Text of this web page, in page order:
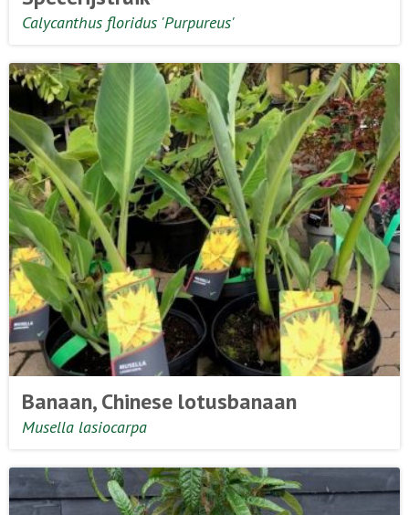
Calycanthus floridus 'Purpureus'
Banaan, Chinese lotusbanaan
Musella lasiocarpa